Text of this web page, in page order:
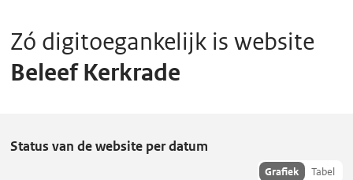
Homepage
DigiToegankelijk
Zó digitoegankelijk is website
Beleef Kerkrade
B
Status van de website per datum
Toon
Grafiek Tabel